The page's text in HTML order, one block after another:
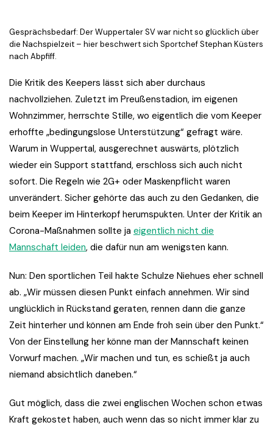
Gesprächsbedarf: Der Wuppertaler SV war nicht so glücklich über
die Nachspielzeit – hier beschwert sich Sportchef Stephan Küsters
nach Abpfiff.
Die Kritik des Keepers lässt sich aber durchaus
nachvollziehen. Zuletzt im Preußenstadion, im eigenen
Wohnzimmer, herrschte Stille, wo eigentlich die vom Keeper
erhoffte „bedingungslose Unterstützung“ gefragt wäre.
Warum in Wuppertal, ausgerechnet auswärts, plötzlich
wieder ein Support stattfand, erschloss sich auch nicht
sofort. Die Regeln wie 2G+ oder Maskenpflicht waren
unverändert. Sicher gehörte das auch zu den Gedanken, die
beim Keeper im Hinterkopf herumspukten. Unter der Kritik an
Corona-Maßnahmen sollte ja eigentlich nicht die
Mannschaft leiden, die dafür nun am wenigsten kann.
Nun: Den sportlichen Teil hakte Schulze Niehues eher schnell
ab. „Wir müssen diesen Punkt einfach annehmen. Wir sind
unglücklich in Rückstand geraten, rennen dann die ganze
Zeit hinterher und können am Ende froh sein über den Punkt.“
Von der Einstellung her könne man der Mannschaft keinen
Vorwurf machen. „Wir machen und tun, es schießt ja auch
niemand absichtlich daneben.“
Gut möglich, dass die zwei englischen Wochen schon etwas
Kraft gekostet haben, auch wenn das so nicht immer klar zu